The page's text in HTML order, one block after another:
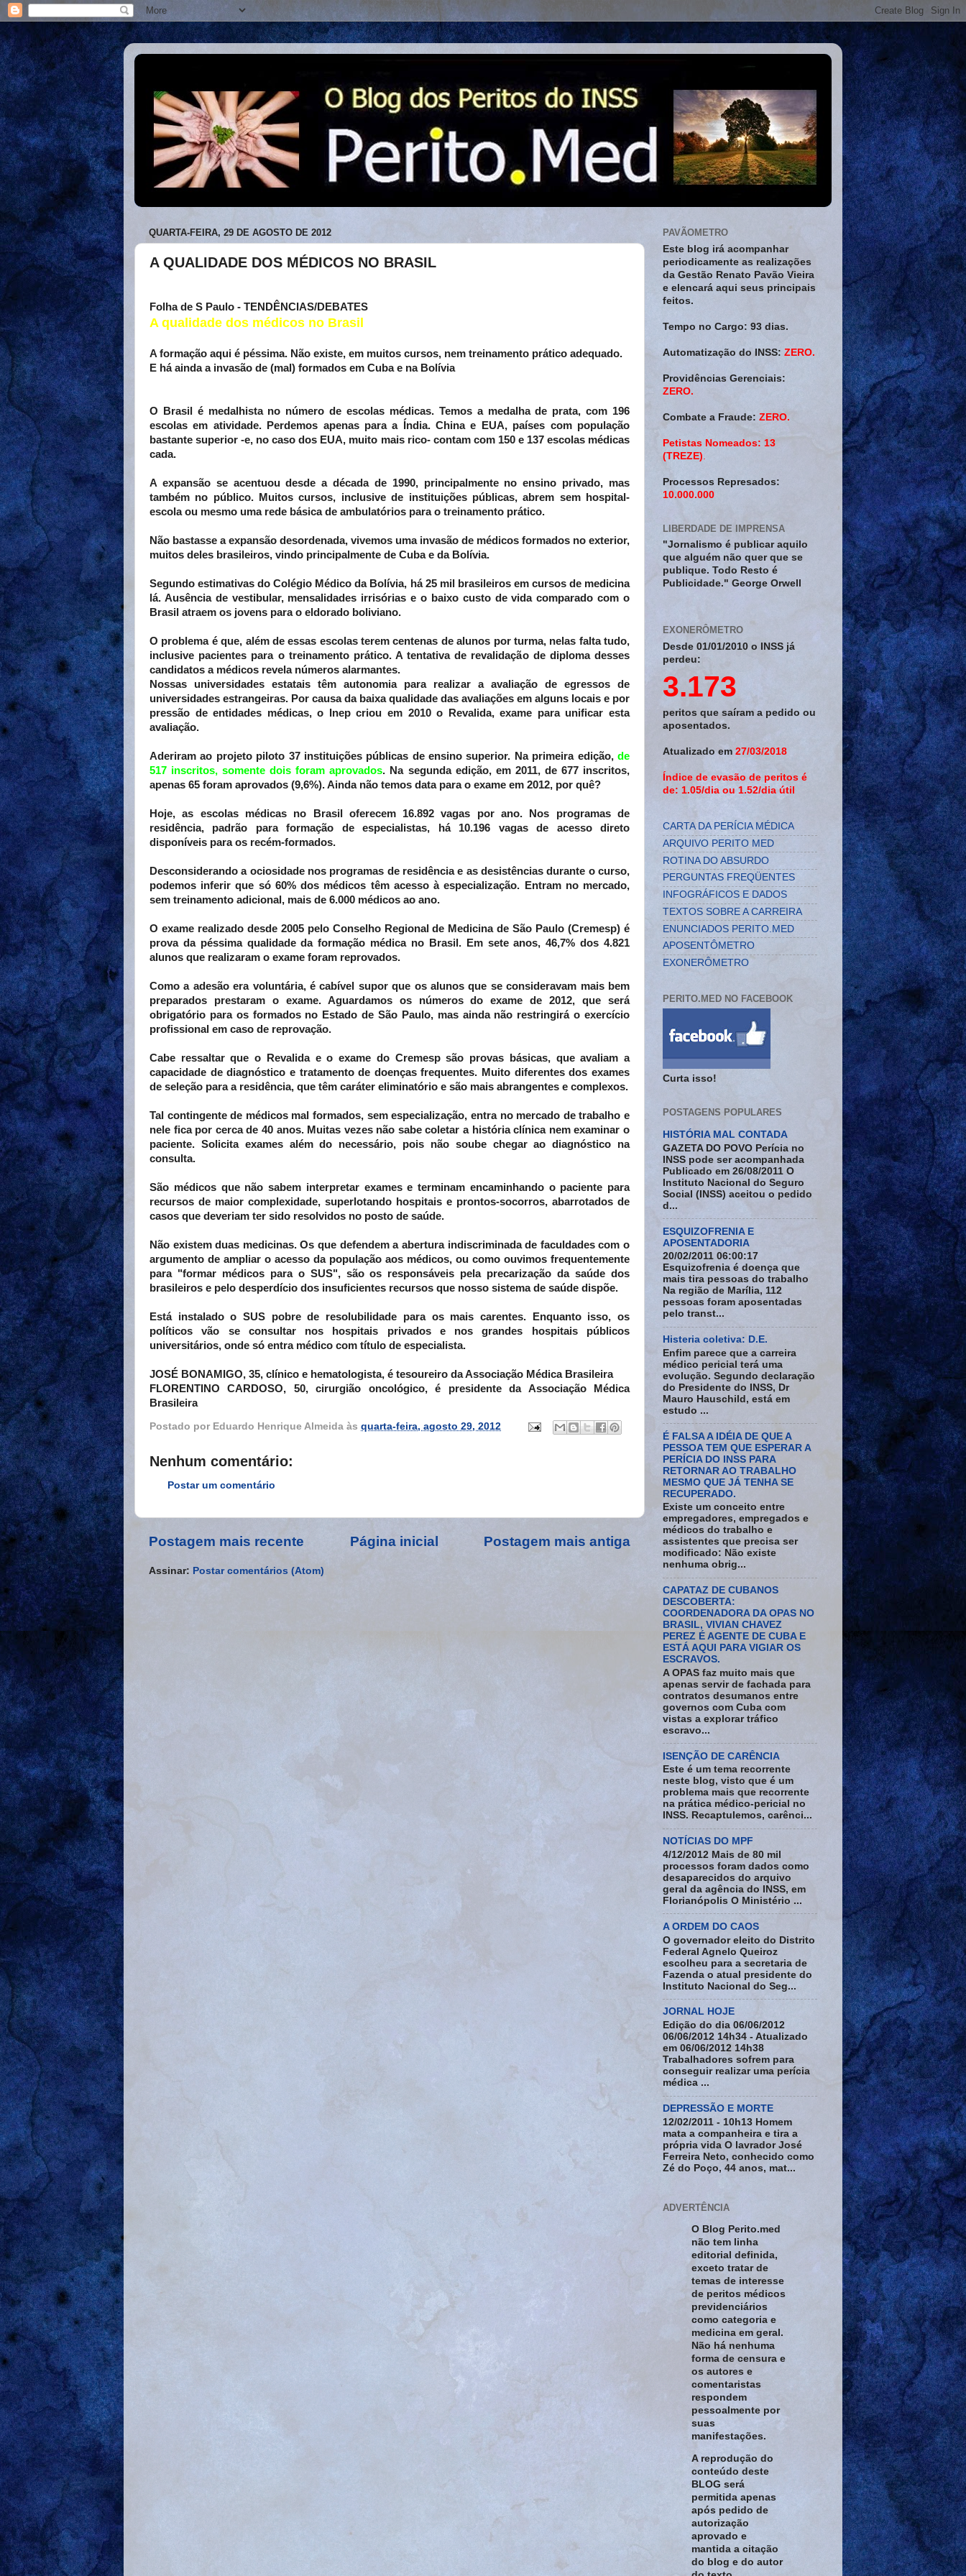
QUARTA-FEIRA, 29 DE AGOSTO DE 2012
A QUALIDADE DOS MÉDICOS NO BRASIL
Folha de S Paulo - TENDÊNCIAS/DEBATES
A qualidade dos médicos no Brasil
A formação aqui é péssima. Não existe, em muitos cursos, nem treinamento prático adequado.
E há ainda a invasão de (mal) formados em Cuba e na Bolívia
O Brasil é medalhista no número de escolas médicas. Temos a medalha de prata, com 196
escolas em atividade. Perdemos apenas para a Índia. China e EUA, países com população
bastante superior -e, no caso dos EUA, muito mais rico- contam com 150 e 137 escolas médicas
cada.
A expansão se acentuou desde a década de 1990, principalmente no ensino privado, mas
também no público. Muitos cursos, inclusive de instituições públicas, abrem sem hospital-
escola ou mesmo uma rede básica de ambulatórios para o treinamento prático.
Não bastasse a expansão desordenada, vivemos uma invasão de médicos formados no exterior,
muitos deles brasileiros, vindo principalmente de Cuba e da Bolívia.
Segundo estimativas do Colégio Médico da Bolívia, há 25 mil brasileiros em cursos de medicina
lá. Ausência de vestibular, mensalidades irrisórias e o baixo custo de vida comparado com o
Brasil atraem os jovens para o eldorado boliviano.
O problema é que, além de essas escolas terem centenas de alunos por turma, nelas falta tudo,
inclusive pacientes para o treinamento prático. A tentativa de revalidação de diploma desses
candidatos a médicos revela números alarmantes.
Nossas universidades estatais têm autonomia para realizar a avaliação de egressos de
universidades estrangeiras. Por causa da baixa qualidade das avaliações em alguns locais e por
pressão de entidades médicas, o Inep criou em 2010 o Revalida, exame para unificar esta
avaliação.
Aderiram ao projeto piloto 37 instituições públicas de ensino superior. Na primeira edição, de
517 inscritos, somente dois foram aprovados. Na segunda edição, em 2011, de 677 inscritos,
apenas 65 foram aprovados (9,6%). Ainda não temos data para o exame em 2012, por quê?
Hoje, as escolas médicas no Brasil oferecem 16.892 vagas por ano. Nos programas de
residência, padrão para formação de especialistas, há 10.196 vagas de acesso direto
disponíveis para os recém-formados.
Desconsiderando a ociosidade nos programas de residência e as desistências durante o curso,
podemos inferir que só 60% dos médicos têm acesso à especialização. Entram no mercado,
sem treinamento adicional, mais de 6.000 médicos ao ano.
O exame realizado desde 2005 pelo Conselho Regional de Medicina de São Paulo (Cremesp) é
prova da péssima qualidade da formação médica no Brasil. Em sete anos, 46,7% dos 4.821
alunos que realizaram o exame foram reprovados.
Como a adesão era voluntária, é cabível supor que os alunos que se consideravam mais bem
preparados prestaram o exame. Aguardamos os números do exame de 2012, que será
obrigatório para os formados no Estado de São Paulo, mas ainda não restringirá o exercício
profissional em caso de reprovação.
Cabe ressaltar que o Revalida e o exame do Cremesp são provas básicas, que avaliam a
capacidade de diagnóstico e tratamento de doenças frequentes. Muito diferentes dos exames
de seleção para a residência, que têm caráter eliminatório e são mais abrangentes e complexos.
Tal contingente de médicos mal formados, sem especialização, entra no mercado de trabalho e
nele fica por cerca de 40 anos. Muitas vezes não sabe coletar a história clínica nem examinar o
paciente. Solicita exames além do necessário, pois não soube chegar ao diagnóstico na
consulta.
São médicos que não sabem interpretar exames e terminam encaminhando o paciente para
recursos de maior complexidade, superlotando hospitais e prontos-socorros, abarrotados de
casos que deveriam ter sido resolvidos no posto de saúde.
Não existem duas medicinas. Os que defendem a abertura indiscriminada de faculdades com o
argumento de ampliar o acesso da população aos médicos, ou como ouvimos frequentemente
para "formar médicos para o SUS", são os responsáveis pela precarização da saúde dos
brasileiros e pelo desperdício dos insuficientes recursos que nosso sistema de saúde dispõe.
Está instalado o SUS pobre de resolubilidade para os mais carentes. Enquanto isso, os
políticos vão se consultar nos hospitais privados e nos grandes hospitais públicos
universitários, onde só entra médico com título de especialista.
JOSÉ BONAMIGO, 35, clínico e hematologista, é tesoureiro da Associação Médica Brasileira
FLORENTINO CARDOSO, 50, cirurgião oncológico, é presidente da Associação Médica
Brasileira
Postado por Eduardo Henrique Almeida às quarta-feira, agosto 29, 2012
Nenhum comentário:
Postar um comentário
Postagem mais recente Postagem mais antiga
Página inicial
Assinar: Postar comentários (Atom)
PAVÃOMETRO
Este blog irá acompanhar
periodicamente as realizações
da Gestão Renato Pavão Vieira
e elencará aqui seus principais
feitos.
Tempo no Cargo: 93 dias.
Automatização do INSS: ZERO.
Providências Gerenciais:
ZERO.
Combate a Fraude: ZERO.
Petistas Nomeados: 13
(TREZE)
Processos Represados:
10.000.000
LIBERDADE DE IMPRENSA
"Jornalismo é publicar aquilo
que alguém não quer que se
publique. Todo Resto é
Publicidade." George Orwell
EXONERÔMETRO
Desde 01/01/2010 o INSS já
perdeu:
3.173
peritos que saíram a pedido ou
aposentados.
Atualizado em 27/03/2018
Índice de evasão de peritos é
de: 1.05/dia ou 1.52/dia útil
CARTA DA PERÍCIA MÉDICA
ARQUIVO PERITO MED
ROTINA DO ABSURDO
PERGUNTAS FREQÜENTES
INFOGRÁFICOS E DADOS
TEXTOS SOBRE A CARREIRA
ENUNCIADOS PERITO.MED
APOSENTÔMETRO
EXONERÔMETRO
PERITO.MED NO FACEBOOK
Curta isso!
POSTAGENS POPULARES
HISTÓRIA MAL CONTADA
GAZETA DO POVO Perícia no
INSS pode ser acompanhada
Publicado em 26/08/2011 O
Instituto Nacional do Seguro
Social (INSS) aceitou o pedido
d...
ESQUIZOFRENIA E
APOSENTADORIA
20/02/2011 06:00:17
Esquizofrenia é doença que
mais tira pessoas do trabalho
Na região de Marília, 112
pessoas foram aposentadas
pelo transt...
Histeria coletiva: D.E.
Enfim parece que a carreira
médico pericial terá uma
evolução. Segundo declaração
do Presidente do INSS, Dr
Mauro Hauschild, está em
estudo ...
É FALSA A IDÉIA DE QUE A
PESSOA TEM QUE ESPERAR A
PERÍCIA DO INSS PARA
RETORNAR AO TRABALHO
MESMO QUE JÁ TENHA SE
RECUPERADO.
Existe um conceito entre
empregadores, empregados e
médicos do trabalho e
assistentes que precisa ser
modificado: Não existe
nenhuma obrig...
CAPATAZ DE CUBANOS
DESCOBERTA:
COORDENADORA DA OPAS NO
BRASIL, VIVIAN CHAVEZ
PEREZ É AGENTE DE CUBA E
ESTÁ AQUI PARA VIGIAR OS
ESCRAVOS.
A OPAS faz muito mais que
apenas servir de fachada para
contratos desumanos entre
governos com Cuba com
vistas a explorar tráfico
escravo...
ISENÇÃO DE CARÊNCIA
Este é um tema recorrente
neste blog, visto que é um
problema mais que recorrente
na prática médico-pericial no
INSS. Recaptulemos, carênci...
NOTÍCIAS DO MPF
4/12/2012 Mais de 80 mil
processos foram dados como
desaparecidos do arquivo
geral da agência do INSS, em
Florianópolis O Ministério ...
A ORDEM DO CAOS
O governador eleito do Distrito
Federal Agnelo Queiroz
escolheu para a secretaria de
Fazenda o atual presidente do
Instituto Nacional do Seg...
JORNAL HOJE
Edição do dia 06/06/2012
06/06/2012 14h34 - Atualizado
em 06/06/2012 14h38
Trabalhadores sofrem para
conseguir realizar uma perícia
médica ...
DEPRESSÃO E MORTE
12/02/2011 - 10h13 Homem
mata a companheira e tira a
própria vida O lavrador José
Ferreira Neto, conhecido como
Zé do Poço, 44 anos, mat...
ADVERTÊNCIA
O Blog Perito.med
não tem linha
editorial definida,
exceto tratar de
temas de interesse
de peritos médicos
previdenciários
como categoria e
medicina em geral.
Não há nenhuma
forma de censura e
os autores e
comentaristas
respondem
pessoalmente por
suas
manifestações.
A reprodução do
conteúdo deste
BLOG será
permitida apenas
após pedido de
autorização
aprovado e
mantida a citação
do blog e do autor